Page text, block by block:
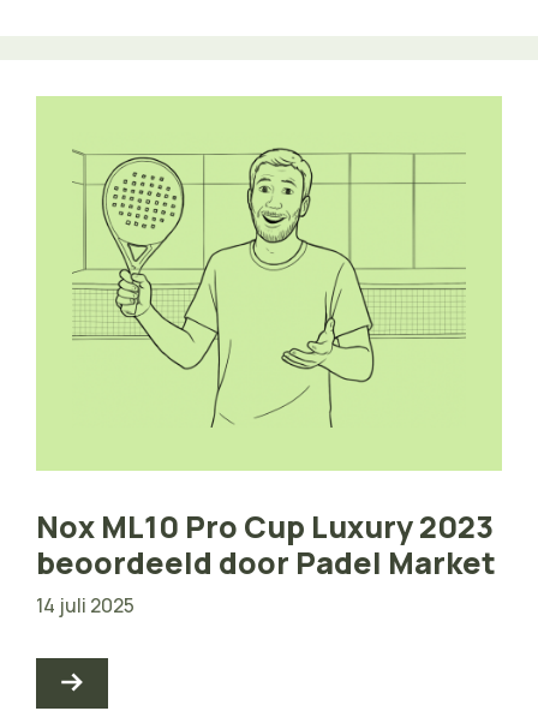
Nox ML10 Pro Cup Luxury 2023
beoordeeld door Padel Market
14 juli 2025